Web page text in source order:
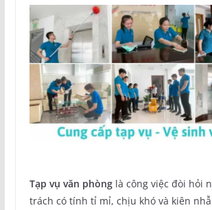
Tạp vụ văn phònglà công việc đòi hỏi
trách có tính tỉ mỉ, chịu khó và kiên